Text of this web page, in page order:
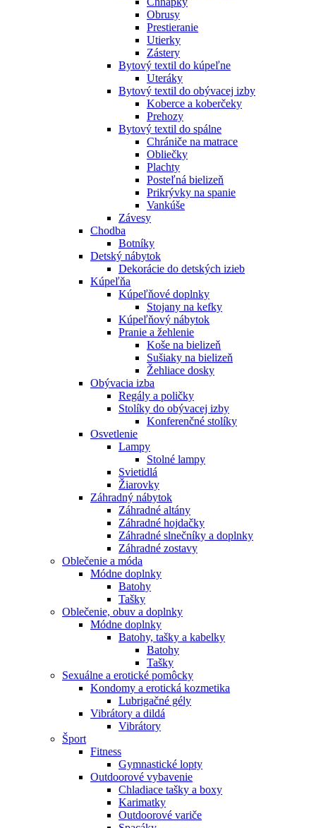
Obrusy
Prestieranie
Utierky
Zástery
Bytový textil do kúpeľne
Uteráky
Bytový textil do obývacej izby
Koberce a koberčeky
Prehozy
Bytový textil do spálne
Chrániče na matrace
Obliečky
Plachty
Posteľná bielizeň
Prikrývky na spanie
Vankúše
Závesy
Chodba
Botníky
Detský nábytok
Dekorácie do detských izieb
Kúpeľňa
Kúpeľňové doplnky
Stojany na kefky
Kúpeľňový nábytok
Pranie a žehlenie
Koše na bielizeň
Sušiaky na bielizeň
Žehliace dosky
Obývacia izba
Regály a poličky
Stolíky do obývacej izby
Konferenčné stolíky
Osvetlenie
Lampy
Stolné lampy
Svietidlá
Žiarovky
Záhradný nábytok
Záhradné altány
Záhradné hojdačky
Záhradné slnečníky a doplnky
Záhradné zostavy
Oblečenie a móda
Módne doplnky
Batohy
Tašky
Oblečenie, obuv a doplnky
Módne doplnky
Batohy, tašky a kabelky
Batohy
Tašky
Sexuálne a erotické pomôcky
Kondomy a erotická kozmetika
Lubrigačné gély
Vibrátory a dildá
Vibrátory
Šport
Fitness
Gymnastické lopty
Outdoorové vybavenie
Chladiace tašky a boxy
Karimatky
Outdoorové variče